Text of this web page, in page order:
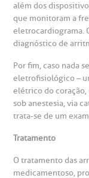
além dos
que monitoram a
eletrocardiograma.
diagnóstico de
Por fim, caso nada
eletrofisiológico –
elétrico do
sob anestesia, via
trata-se de um
Tratamento
O tratamento das
medicamentoso,